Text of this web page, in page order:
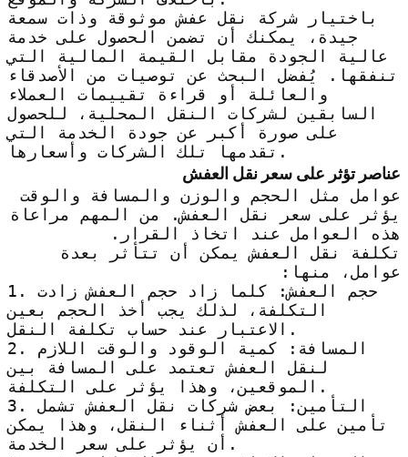
باختيار شركة نقل عفش موثوقة وذات سمعة
جيدة، يمكنك أن تضمن الحصول على خدمة
عالية الجودة مقابل القيمة المالية التي
تنفقها. يُفضل البحث عن توصيات من الأصدقاء
والعائلة أو قراءة تقييمات العملاء
السابقين لشركات النقل المحلية، للحصول
على صورة أكبر عن جودة الخدمة التي
تقدمها تلك الشركات وأسعارها.
عناصر تؤثر على سعر نقل العفش
عوامل مثل الحجم والوزن والمسافة والوقت
يؤثر على سعر نقل العفش. من المهم مراعاة
هذه العوامل عند اتخاذ القرار.
تكلفة نقل العفش يمكن أن تتأثر بعدة
عوامل، منها:
1. حجم العفش: كلما زاد حجم العفش زادت
التكلفة، لذلك يجب أخذ الحجم بعين
الاعتبار عند حساب تكلفة النقل.
2. المسافة: كمية الوقود والوقت اللازم
لنقل العفش تعتمد على المسافة بين
الموقعين، وهذا يؤثر على التكلفة.
3. التأمين: بعض شركات نقل العفش تشمل
تأمين على العفش أثناء النقل، وهذا يمكن
أن يؤثر على سعر الخدمة.